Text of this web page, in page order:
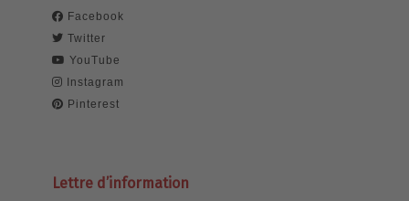
Facebook
Twitter
YouTube
Instagram
Pinterest
Lettre d’information